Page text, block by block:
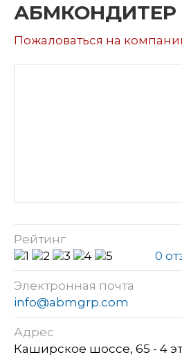
АБМКОНДИТЕР
Пожаловаться на
Рейтинг
0
Электронная почта
info@abmgrp.com
Адрес
Каширское шоссе, 65 - 4